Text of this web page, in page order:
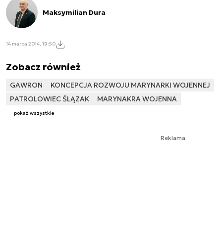
Maksymilian Dura
14 marca 2014, 19:50
Zobacz również
GAWRON
KONCEPCJA ROZWOJU MARYNARKI WOJENNEJ
PATROLOWIEC ŚLĄZAK
MARYNAKRA WOJENNA
pokaż wszystkie
Reklama